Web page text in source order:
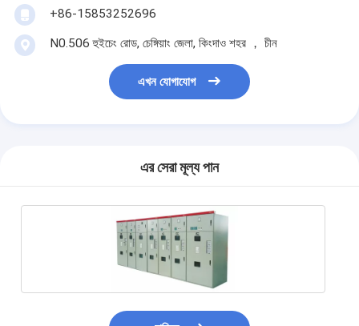
+86-15853252696
N0.506 হুইচেং রোড, চেঙ্গিয়াং জেলা, কিংদাও শহর ， চীন
এখন যোগাযোগ
এর সেরা মূল্য পান